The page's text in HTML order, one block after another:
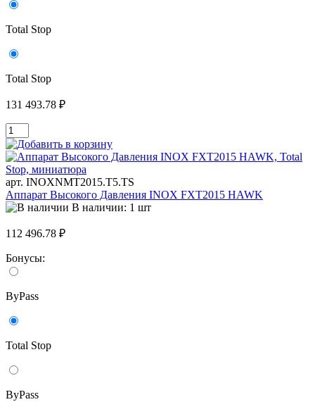
Total Stop
Total Stop
131 493.78 ₽
арт. INOXNMT2015.T5.TS
Аппарат Высокого Давления INOX FXT2015 HAWK
В наличии: 1 шт
112 496.78 ₽
Бонусы:
ByPass
Total Stop
ByPass